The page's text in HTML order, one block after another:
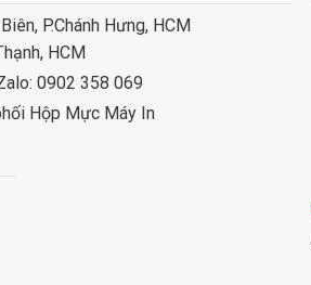
P.Chánh Hưng, HCM
HCM
0902 358 069
Hộp Mực Máy In